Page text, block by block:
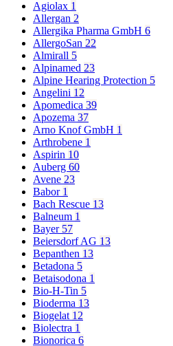
Agiolax 1
Allergan 2
Allergika Pharma GmbH 6
AllergoSan 22
Almirall 5
Alpinamed 23
Alpine Hearing Protection 5
Angelini 12
Apomedica 39
Apozema 37
Arno Knof GmbH 1
Arthrobene 1
Aspirin 10
Auberg 60
Avene 23
Babor 1
Bach Rescue 13
Balneum 1
Bayer 57
Beiersdorf AG 13
Bepanthen 13
Betadona 5
Betaisodona 1
Bio-H-Tin 5
Bioderma 13
Biogelat 12
Biolectra 1
Bionorica 6